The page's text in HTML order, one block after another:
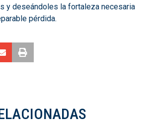
y deseándoles la fortaleza necesaria
pérdida.